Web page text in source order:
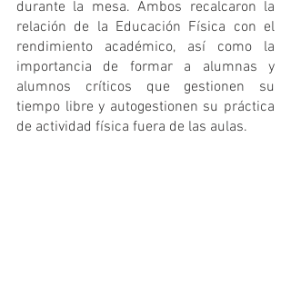
durante la mesa. Ambos recalcaron la
relación de la Educación Física con el
rendimiento académico, así como la
importancia de formar a alumnas y
alumnos críticos que gestionen su
tiempo libre y autogestionen su práctica
de actividad física fuera de las aulas.